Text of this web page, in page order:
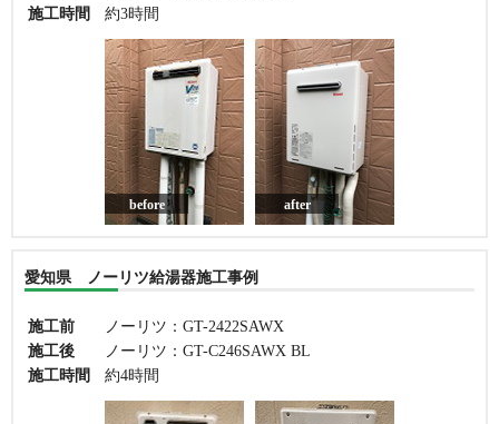
施工時間
約3時間
before after
愛知県 ノーリツ給湯器施工事例
施工前
ノーリツ：GT-2422SAWX
施工後
ノーリツ：GT-C246SAWX BL
施工時間
約4時間